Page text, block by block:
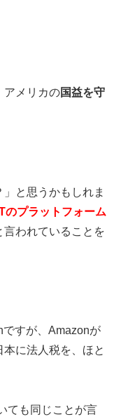
アメリカの国益を守
と思うかもしれま
のプラットフォーム
言われていることを
すが、Amazonが
に法人税を、ほと
ても同じことが言